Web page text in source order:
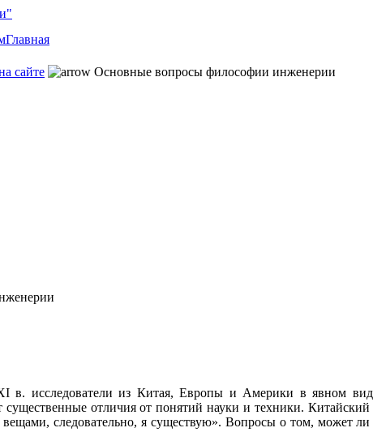
Главная
сайте Основные вопросы философии инженерии
в. исследователи из Китая, Европы и Америки в явном
существенные отличия от понятий науки и техники.
следовательно, я существую». Вопросы о том, может